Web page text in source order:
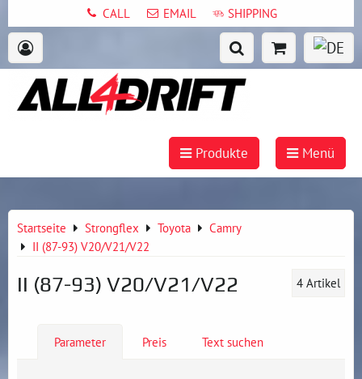
CALL EMAIL SHIPPING
Produkte Menü
Startseite Strongflex Toyota
Camry
II (87-93) V20/V21/V22
II (87-93) V20/V21/V22 4 Artikel
Parameter Preis Text suchen